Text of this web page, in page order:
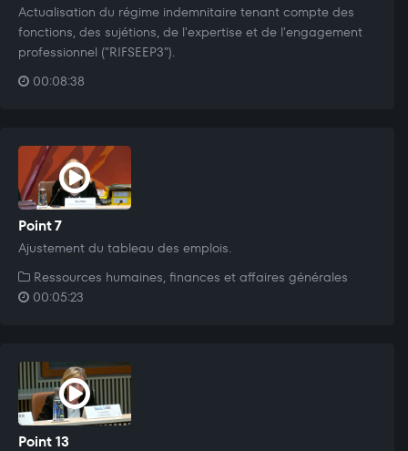
Actualisation du régime indemnitaire tenant compte des
fonctions, des sujétions, de l'expertise et de l'engagement
professionnel ("RIFSEEP3").
00:08:38
Point 7
Ajustement du tableau des emplois.
Ressources humaines, finances et affaires générales
00:05:23
Point 13